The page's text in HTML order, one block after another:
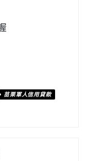
苗栗軍人信用貸款